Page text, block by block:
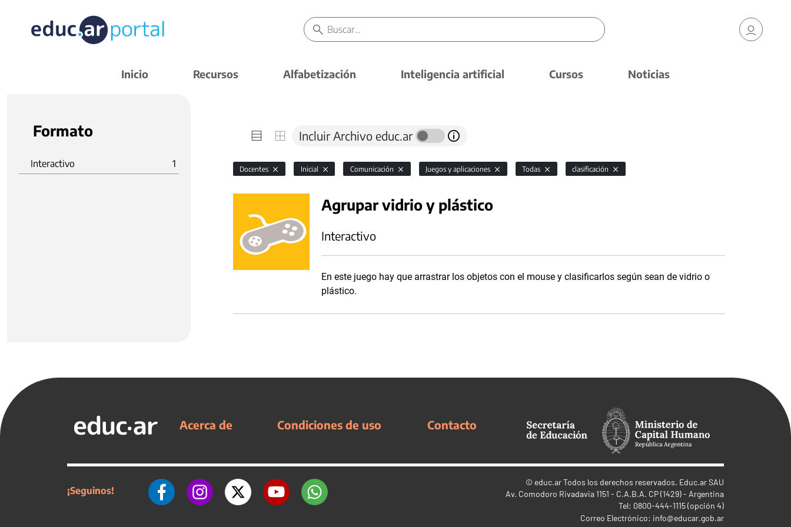
Inicio Recursos Alfabetización Inteligencia artificial Cursos Noticias
Formato
Interactivo 1
Incluir Archivo educ.ar
Docentes Inicial Comunicación Juegos y aplicaciones Todas clasificación
Agrupar vidrio y plástico
Interactivo
En este juego hay que arrastrar los objetos con el mouse y clasificarlos según sean de vidrio o
plástico.
Acerca de Condiciones de uso Contacto
¡Seguinos!
© educ.arTodos los derechos reservados. Educ.ar SAU
Av. Comodoro Rivadavia 1151 - C.A.B.A. CP (1429) - Argentina
Tel: 0800-444-1115 (opción 4)
Correo Electrónico: info@educar.gob.ar